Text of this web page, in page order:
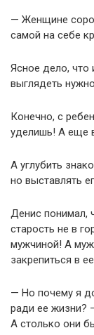
— Женщине
самой на себе
Ясное дело, что
выглядеть
Конечно, с
уделишь! А еще
А углубить
но выставлять
Денис понимал,
старость не в
мужчиной! А
закрепиться в
— Но почему я
ради ее жизни?
А столько они